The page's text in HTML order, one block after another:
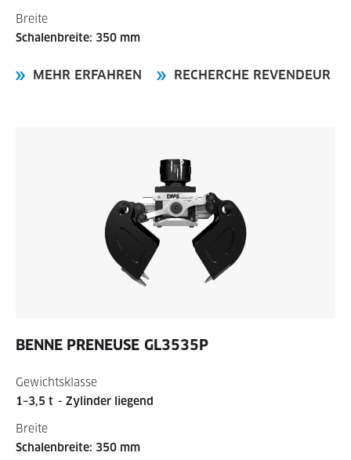
Breite
Schalenbreite: 350 mm
MEHR ERFAHREN RECHERCHE REVENDEUR
BENNE PRENEUSE GL3535P
Gewichtsklasse
1–3,5 t - Zylinder liegend
Breite
Schalenbreite: 350 mm